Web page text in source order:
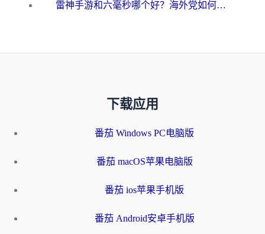
雷神手游和六毫秒哪个好？海外党如何真正解锁国内资源
下载应用
番茄 Windows PC电脑版
番茄 macOS苹果电脑版
番茄 ios苹果手机版
番茄 Android安卓手机版